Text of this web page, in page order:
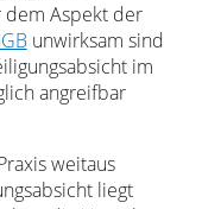
Aspekt der
unwirksam sind
im
angreifbar
weitaus
liegt